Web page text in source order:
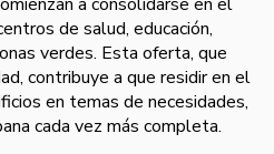
de salud, educación,
verdes. Esta oferta, que
contribuye a que residir en el
en temas de necesidades,
cada vez más completa.